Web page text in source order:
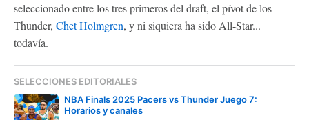
seleccionado entre los tres primeros del draft, el pívot de los
Thunder, Chet Holmgren, y ni siquiera ha sido All-Star...
todavía.
SELECCIONES EDITORIALES
NBA Finals 2025 Pacers vs Thunder Juego 7:
Horarios y canales